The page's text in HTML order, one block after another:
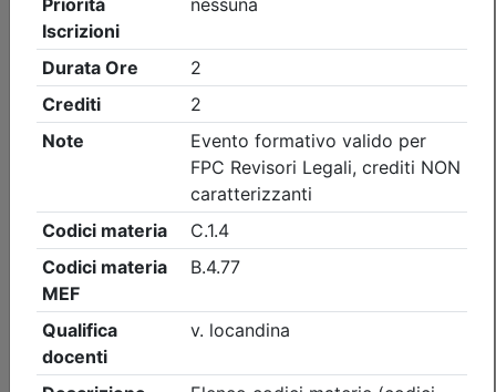
Ordine dei Dottori Commercialisti e degli Esperti Contabili
di Vicenza
Le Pillole dell'Unione 2026 - Verifiche
sindacali dei revisori sugli adeguati
assetti